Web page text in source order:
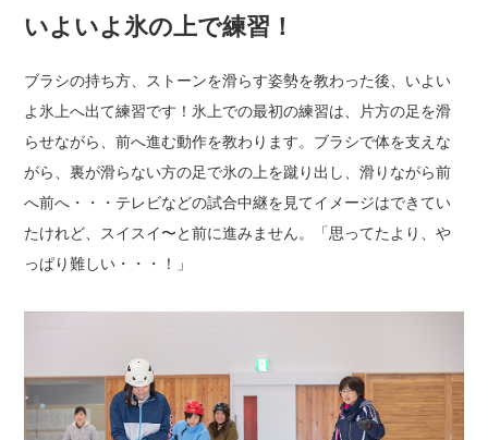
いよいよ氷の上で練習！
ブラシの持ち方、ストーンを滑らす姿勢を教わった後、いよい
よ氷上へ出て練習です！ 氷上での最初の練習は、片方の足を滑
らせながら、前へ進む動作を教わります。 ブラシで体を支えな
がら、裏が滑らない方の足で氷の上を蹴り出し、滑りながら前
へ前へ・・・ テレビなどの試合中継を見てイメージはできてい
たけれど、スイスイ〜と前に進みません。
「思ってたより、や
っぱり難しい・・・！」